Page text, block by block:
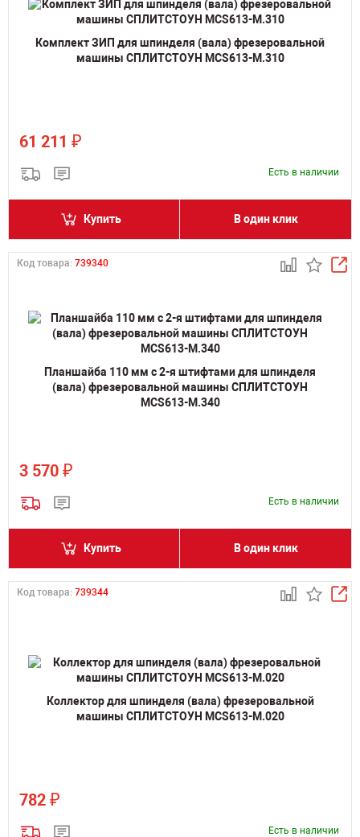
Комплект ЗИП для шпинделя (вала) фрезеровальной
машины СПЛИТСТОУН MCS613-M.310
61 211 ₽
Есть в наличии
Купить В один клик
Код товара: 739340
Планшайба 110 мм с 2-я штифтами для шпинделя
(вала) фрезеровальной машины СПЛИТСТОУН
MCS613-M.340
3 570 ₽
Есть в наличии
Купить В один клик
Код товара: 739344
Коллектор для шпинделя (вала) фрезеровальной
машины СПЛИТСТОУН MCS613-M.020
782 ₽
Есть в наличии